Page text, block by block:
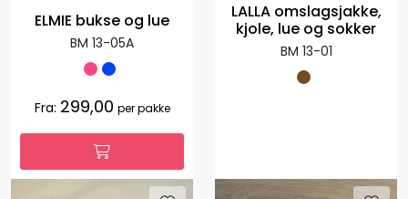
ELMIE bukse og lue
BM 13-05A
Fra: 299,00 per pakke
LALLA omslagsjakke,
kjole, lue og sokker
BM 13-01